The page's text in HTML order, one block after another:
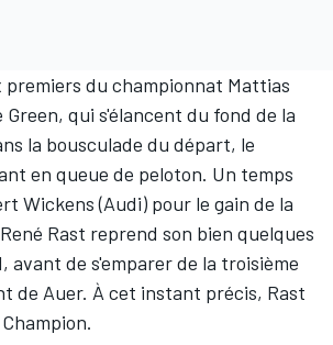
premiers du championnat Mattias
qui s'élancent du fond de la
la bousculade du départ, le
en queue de peloton. Un temps
Wickens (Audi) pour le gain de la
Rast reprend son bien quelques
avant de s'emparer de la troisième
de Auer. À cet instant précis, Rast